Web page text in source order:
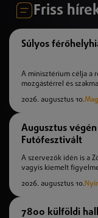
Friss
Súlyos
A minisztérium célja a
mozgástérrel és
2026. augusztus 10.
Augusztus
Futófesztivált
A szervezők idén is a
vagyis kiemelt
2026. augusztus 10.
7800 külföldi